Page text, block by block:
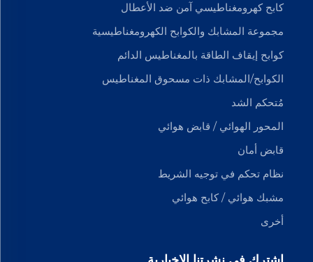
كابح كهرومغناطيسي آمن ضد الأعطال
مجموعة المشابك والكوابح الكهرومغناطيسية
كوابح إيقاف الطاقة بالمغناطيس الدائم
الكوابح/المشابك ذات مسحوق المغناطيس
مُتحكم الشد
المحور الهوائي / قابض هوائي
قابض أمان
نظام تحكم في توجيه الشريط
مشبك هوائي / كابح هوائي
أخرى